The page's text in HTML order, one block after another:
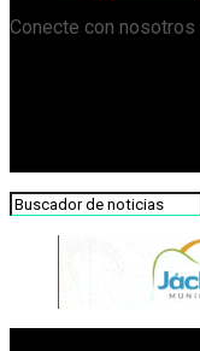
Conecte con nosotros